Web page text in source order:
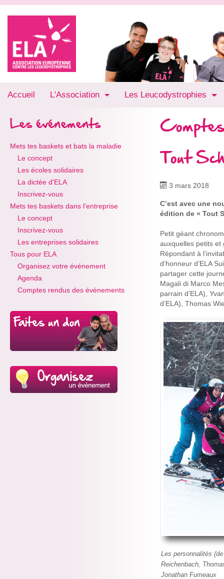
Accueil L'Association Les Leucodystrophies
Les événements
Mets tes baskets et bats la maladie
Le concept
Les écoles solidaires
La dictée d'ELA
Inscrivez-vous
Mets tes baskets dans l'entreprise
Le concept
Inscrivez-vous
Les entreprises solidaires
Tous pour ELA
Organisez votre événement
Agenda
Comptes rendus des événements
Tout
3 mars 2018
C’est avec une
édition de « Tout
Petit géant
auxquelles petits et
Répondant à
d’honneur d’ELA
partager cette
Magali di Marco
parrain d’ELA),
d’ELA), Thomas
Les personnalités
Reichenbach,
Jonathan Fumeaux